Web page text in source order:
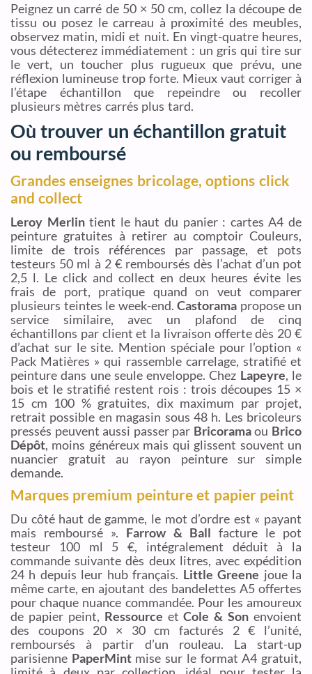
Peignez un carré de 50 × 50 cm, collez la découpe de
tissu ou posez le carreau à proximité des meubles,
observez matin, midi et nuit. En vingt-quatre heures,
vous détecterez immédiatement : un gris qui tire sur
le vert, un toucher plus rugueux que prévu, une
réflexion lumineuse trop forte. Mieux vaut corriger à
l’étape échantillon que repeindre ou recoller
plusieurs mètres carrés plus tard.
Où trouver un échantillon gratuit
ou remboursé
Grandes enseignes bricolage, options click
and collect
Leroy Merlintient le haut du panier : cartes A4 de
peinture gratuites à retirer au comptoir Couleurs,
limite de trois références par passage, et pots
testeurs 50 ml à 2 € remboursés dès l’achat d’un pot
2,5 l. Le click and collect en deux heures évite les
frais de port, pratique quand on veut comparer
plusieurs teintes le week-end. Castorama propose un
service similaire, avec un plafond de cinq
échantillons par client et la livraison offerte dès 20 €
d’achat sur le site. Mention spéciale pour l’option «
Pack Matières » qui rassemble carrelage, stratifié et
peinture dans une seule enveloppe. Chez Lapeyre, le
bois et le stratifié restent rois : trois découpes 15 ×
15 cm 100 % gratuites, dix maximum par projet,
retrait possible en magasin sous 48 h. Les bricoleurs
pressés peuvent aussi passer par Bricoramaou Brico
Dépôt, moins généreux mais qui glissent souvent un
nuancier gratuit au rayon peinture sur simple
demande.
Marques premium peinture et papier peint
Du côté haut de gamme, le mot d’ordre est « payant
mais remboursé ». Farrow & Ball facture le pot
testeur 100 ml 5 €, intégralement déduit à la
commande suivante dès deux litres, avec expédition
24 h depuis leur hub français. Little Greene joue la
même carte, en ajoutant des bandelettes A5 offertes
pour chaque nuance commandée. Pour les amoureux
de papier peint, Ressource etCole & Son envoient
des coupons 20 × 30 cm facturés 2 € l’unité,
remboursés à partir d’un rouleau. La start-up
parisienne PaperMintmise sur le format A4 gratuit,